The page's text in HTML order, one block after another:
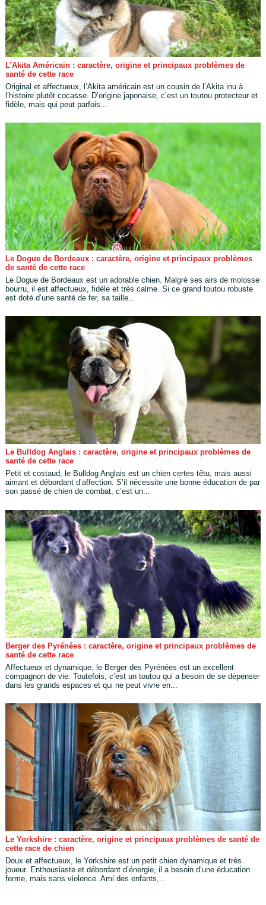
L’Akita Américain : caractère, origine et principaux problèmes de
santé de cette race
Original et affectueux, l’Akita américain est un cousin de l’Akita inu à
l’histoire plutôt cocasse. D’origine japonaise, c’est un toutou protecteur et
fidèle, mais qui peut parfois...
Le Dogue de Bordeaux : caractère, origine et principaux problèmes
de santé de cette race
Le Dogue de Bordeaux est un adorable chien. Malgré ses airs de molosse
bourru, il est affectueux, fidèle et très calme. Si ce grand toutou robuste
est doté d’une santé de fer, sa taille...
Le Bulldog Anglais : caractère, origine et principaux problèmes de
santé de cette race
Petit et costaud, le Bulldog Anglais est un chien certes têtu, mais aussi
aimant et débordant d’affection. S’il nécessite une bonne éducation de par
son passé de chien de combat, c’est un...
Berger des Pyrénées : caractère, origine et principaux problèmes de
santé de cette race
Affectueux et dynamique, le Berger des Pyrénées est un excellent
compagnon de vie. Toutefois, c’est un toutou qui a besoin de se dépenser
dans les grands espaces et qui ne peut vivre en...
Le Yorkshire : caractère, origine et principaux problèmes de santé de
cette race de chien
Doux et affectueux, le Yorkshire est un petit chien dynamique et très
joueur. Enthousiaste et débordant d’énergie, il a besoin d’une éducation
ferme, mais sans violence. Ami des enfants,...